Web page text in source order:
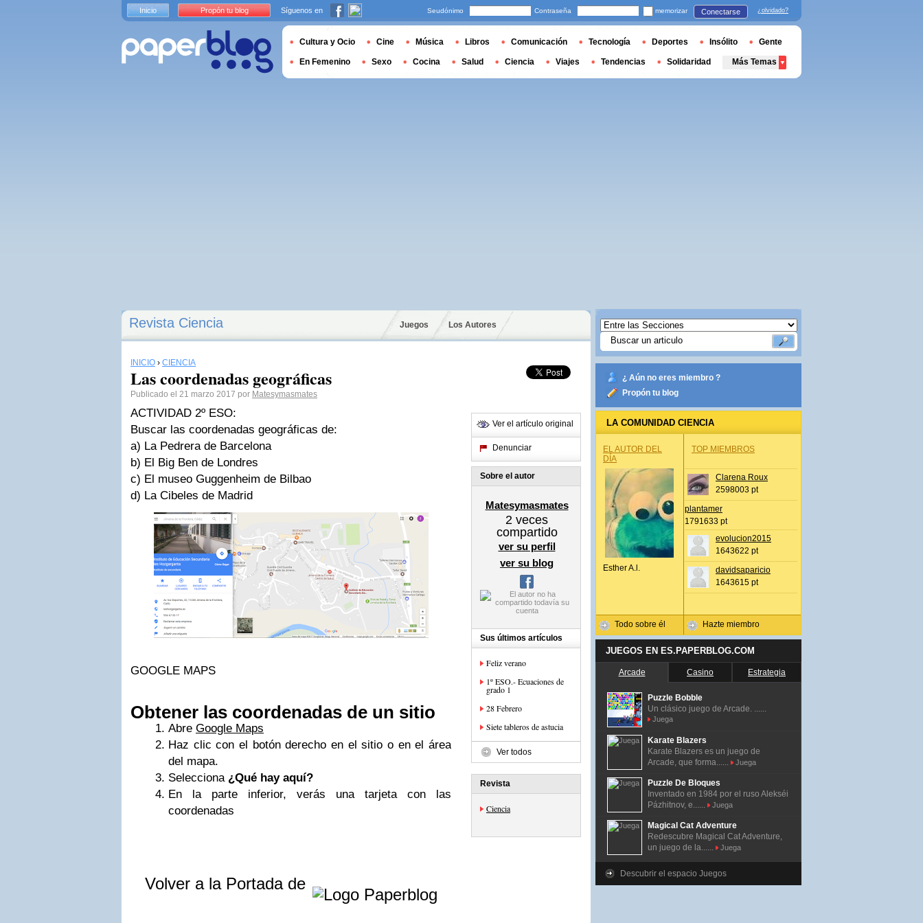
Revista Ciencia Juegos Los Autores
INICIO › CIENCIA
Las coordenadas geográficas
Publicado el 21 marzo 2017 por Matesymasmates
ACTIVIDAD 2º ESO:
Buscar las coordenadas geográficas de:
a) La Pedrera de Barcelona
b) El Big Ben de Londres
c) El museo Guggenheim de Bilbao
d) La Cibeles de Madrid
GOOGLE MAPS
Obtener las coordenadas de un sitio
Abre Google Maps
Haz clic con el botón derecho en el sitio o en el área
del mapa.
Selecciona ¿Qué hay aquí?
En la parte inferior, verás una tarjeta con las
coordenadas
Volver a la Portada de
Ver el artículo original
Denunciar
Sobre el autor
Matesymasmates
2 veces
compartido
ver su perfil
ver su blog
Sus últimos artículos
Feliz verano
1º ESO.- Ecuaciones de
grado 1
28 Febrero
Siete tableros de astucia
Ver todos
Revista
Ciencia
¿ Aún no eres miembro ?
Propón tu blog
LA COMUNIDAD CIENCIA
EL AUTOR DEL
DÍA
Esther A.l.
Todo sobre él
TOP MIEMBROS
Clarena Roux
2598003 pt
plantamer
1791633 pt
evolucion2015
1643622 pt
davidsaparicio
1643615 pt
Hazte miembro
JUEGOS EN ES.PAPERBLOG.COM
Arcade Casino Estrategia
Puzzle Bobble
Un clásico juego de Arcade. ......
Juega
Karate Blazers
Karate Blazers es un juego de
Arcade, que forma......
Juega
Puzzle De Bloques
Inventado en 1984 por el ruso Alekséi
Pázhitnov, e......
Juega
Magical Cat Adventure
Redescubre Magical Cat Adventure,
un juego de la......
Juega
Descubrir el espacio Juegos
Inicio Propón tu blog Síguenos en Seudónimo Contraseña memorizar Conectarse ¿olvidado?
Cultura y Ocio Cine Música Libros Comunicación Tecnología Deportes Insólito Gente
En Femenino Sexo Cocina Salud Ciencia Viajes Tendencias Solidaridad Más Temas